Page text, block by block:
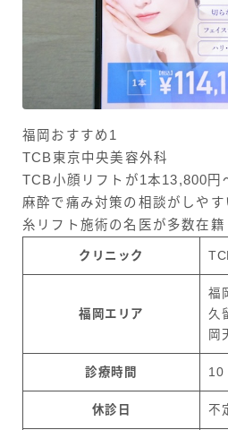
福岡おすすめ1
TCB東京中央美容外科
TCB小顔リフトが1本13,800円
麻酔で痛み対策の相談がしやす
糸リフト施術の名医が多数在籍
クリニック
福岡エリア
福
久
岡
診療時間 10
休診日 不